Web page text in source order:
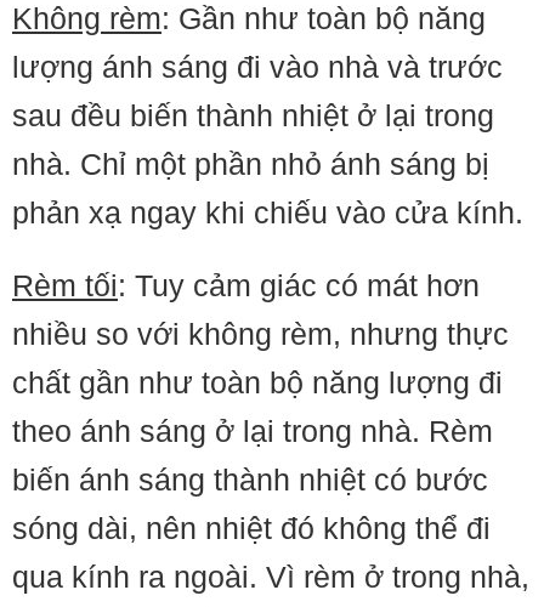
Không rèm: Gần như toàn bộ năng
lượng ánh sáng đi vào nhà và trước
sau đều biến thành nhiệt ở lại trong
nhà. Chỉ một phần nhỏ ánh sáng bị
phản xạ ngay khi chiếu vào cửa kính.
Rèm tối: Tuy cảm giác có mát hơn
nhiều so với không rèm, nhưng thực
chất gần như toàn bộ năng lượng đi
theo ánh sáng ở lại trong nhà. Rèm
biến ánh sáng thành nhiệt có bước
sóng dài, nên nhiệt đó không thể đi
qua kính ra ngoài. Vì rèm ở trong nhà,